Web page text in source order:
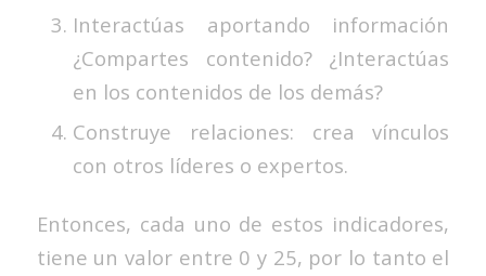
Interactúas aportando información
¿Compartes contenido? ¿Interactúas
en los contenidos de los demás?
Construye relaciones: crea vínculos
con otros líderes o expertos.
Entonces, cada uno de estos indicadores,
tiene un valor entre 0 y 25, por lo tanto el